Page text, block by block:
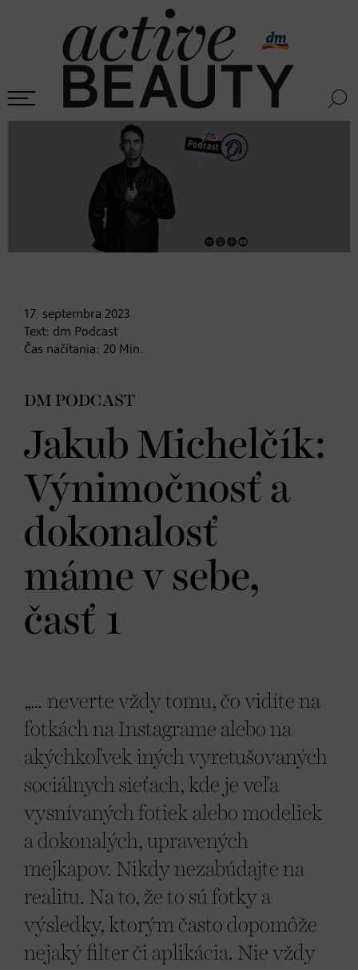
17. septembra 2023
Text: dm Podcast
Čas načítania: 20 Min.
DM PODCAST
Jakub Michelčík:
Výnimočnosť a
dokonalosť
máme v sebe,
časť 1
„… neverte vždy tomu, čo vidíte na
fotkách na Instagrame alebo na
akýchkoľvek iných vyretušovaných
sociálnych sieťach, kde je veľa
vysnívaných fotiek alebo modeliek
a dokonalých, upravených
mejkapov. Nikdy nezabúdajte na
realitu. Na to, že to sú fotky a
výsledky, ktorým často dopomôže
nejaký filter či aplikácia. Nie vždy